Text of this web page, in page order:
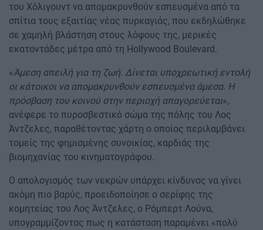
του Χόλιγουντ να απομακρυνθούν εσπευσμένα από τα
σπίτια τους εξαιτίας νέας πυρκαγιάς, που εκδηλώθηκε
σε χαμηλή βλάστηση στους λόφους της, μερικές
εκατοντάδες μέτρα από τη Hollywood Boulevard.
«Άμεση απειλή για τη ζωή. Δίνεται υποχρεωτική εντολή
οι κάτοικοι να απομακρυνθούν εσπευσμένα άμεσα. Η
πρόσβαση του κοινού στην περιοχή απαγορεύεται»,
ανέφερε το πυροσβεστικό σώμα της πόλης του Λος
Άντζελες, παραθέτοντας χάρτη ο οποίος περιλαμβάνει
τομείς της φημισμένης συνοικίας, καρδιάς της
βιομηχανίας του κινηματογράφου.
Ο απολογισμός των νεκρών υπάρχει κίνδυνος να γίνει
ακόμη πιο βαρύς, προειδοποίησε ο σερίφης της
κομητείας του Λος Άντζελες, ο Ρόμπερτ Λούνα,
υπογραμμίζοντας πως η κατάσταση παραμένει «πολύ